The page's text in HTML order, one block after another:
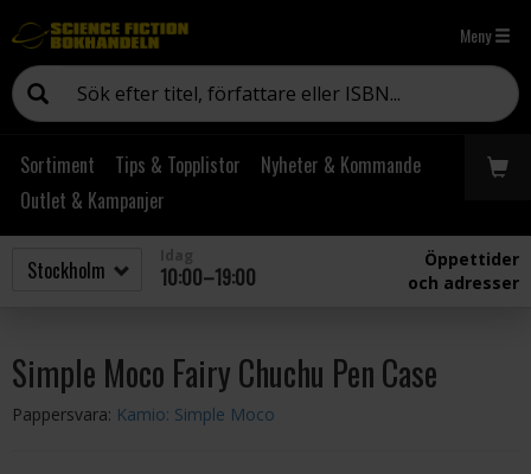
Meny
Sortiment Tips & Topplistor
Nyheter & Kommande
Outlet & Kampanjer
10:00–19:00
Öppettider
och adresser
Simple Moco Fairy Chuchu Pen Case
Pappersvara: Kamio: Simple Moco